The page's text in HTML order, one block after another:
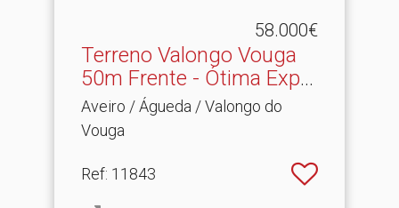
58.000€
Terreno Valongo Vouga
50m Frente - Ótima Expo.​
..
Aveiro / Águeda / Valongo do
Vouga
Ref: 11843